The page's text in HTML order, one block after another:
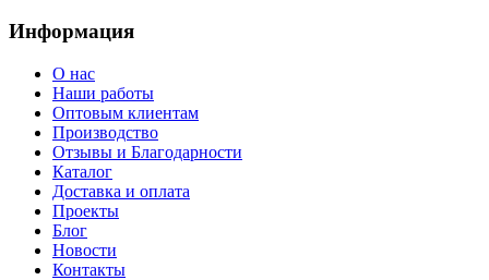
Информация
О нас
Наши работы
Оптовым клиентам
Производство
Отзывы и Благодарности
Каталог
Доставка и оплата
Проекты
Блог
Новости
Контакты